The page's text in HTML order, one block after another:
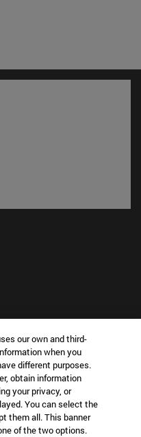
en nueva ventana)
nueva ventana)
our own and third-
when you
different purposes.
obtain information
your privacy, or
You can select the
them all. This banner
of the two options.